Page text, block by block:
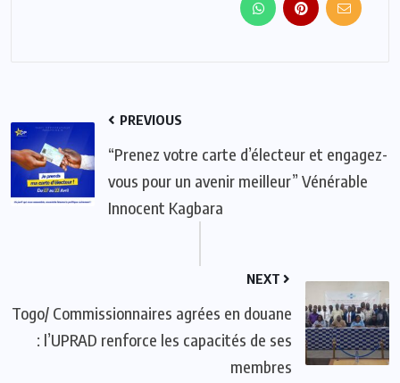
PREVIOUS
“Prenez votre carte d’électeur et engagez-
vous pour un avenir meilleur” Vénérable
Innocent Kagbara
NEXT
Togo/ Commissionnaires agrées en douane
: l’UPRAD renforce les capacités de ses
membres